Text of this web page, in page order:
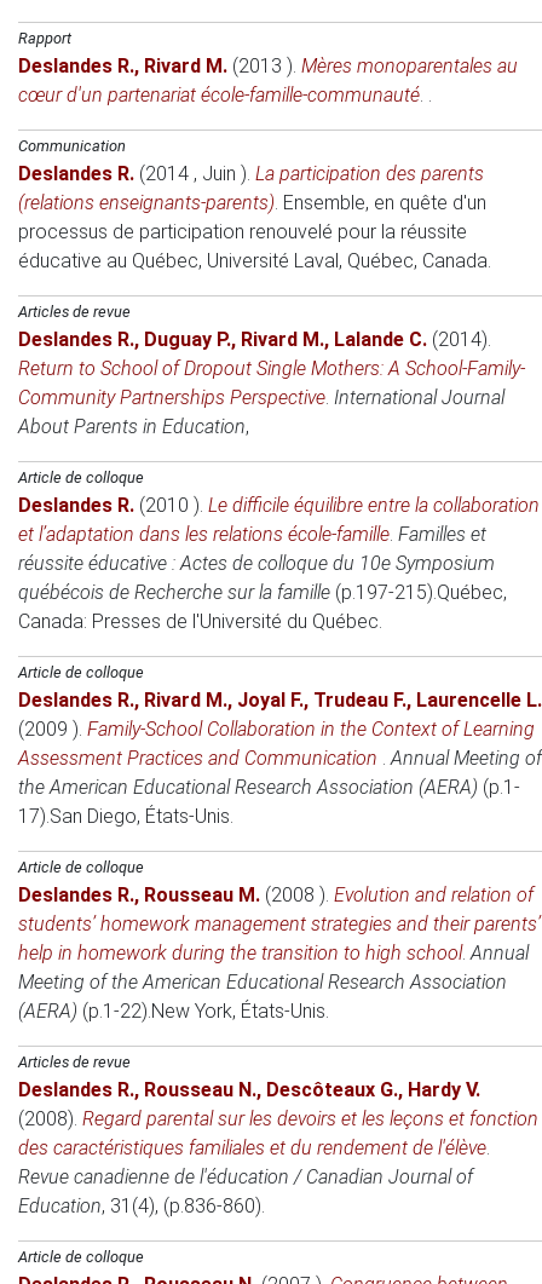
Rapport
Deslandes R., Rivard M. (2013 ). Mères monoparentales au
cœur d'un partenariat école-famille-communauté. .
Communication
Deslandes R. (2014 , Juin ). La participation des parents
(relations enseignants-parents). Ensemble, en quête d'un
processus de participation renouvelé pour la réussite
éducative au Québec, Université Laval, Québec, Canada.
Articles de revue
Deslandes R., Duguay P., Rivard M., Lalande C. (2014).
Return to School of Dropout Single Mothers: A School-Family-
Community Partnerships Perspective. International Journal
About Parents in Education,
Article de colloque
Deslandes R. (2010 ). Le difficile équilibre entre la collaboration
et l’adaptation dans les relations école-famille. Familles et
réussite éducative : Actes de colloque du 10e Symposium
québécois de Recherche sur la famille (p.197-215).Québec,
Canada: Presses de l'Université du Québec.
Article de colloque
Deslandes R., Rivard M., Joyal F., Trudeau F., Laurencelle L.
(2009 ). Family-School Collaboration in the Context of Learning
Assessment Practices and Communication .Annual Meeting of
the American Educational Research Association (AERA) (p.1-
17).San Diego, États-Unis.
Article de colloque
Deslandes R., Rousseau M. (2008 ). Evolution and relation of
students’ homework management strategies and their parents’
help in homework during the transition to high school.Annual
Meeting of the American Educational Research Association
(AERA) (p.1-22).New York, États-Unis.
Articles de revue
Deslandes R., Rousseau N., Descôteaux G., Hardy V.
(2008). Regard parental sur les devoirs et les leçons et fonction
des caractéristiques familiales et du rendement de l'élève.
Revue canadienne de l'éducation / Canadian Journal of
Education, 31(4), (p.836-860).
Article de colloque